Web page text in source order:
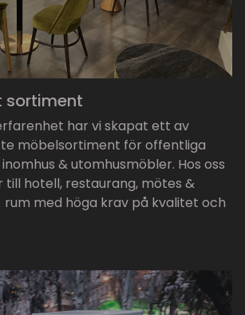
sortiment
har vi skapat ett av
möbelsortiment för offentliga
& utomhusmöbler. Hos oss
hotell, restaurang, mötes &
med höga krav på kvalitet och